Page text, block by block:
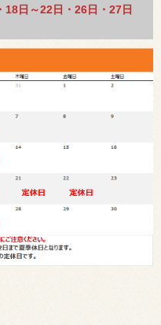
日～22日・26日・27日